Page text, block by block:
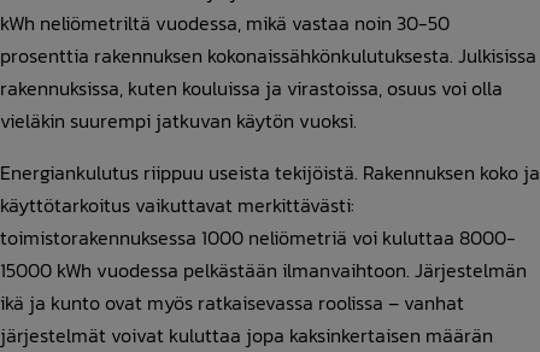
kWh neliömetriltä vuodessa, mikä vastaa noin 30-50
prosenttia rakennuksen kokonaissähkönkulutuksesta. Julkisissa
rakennuksissa, kuten kouluissa ja virastoissa, osuus voi olla
vieläkin suurempi jatkuvan käytön vuoksi.
Energiankulutus riippuu useista tekijöistä. Rakennuksen koko ja
käyttötarkoitus vaikuttavat merkittävästi:
toimistorakennuksessa 1000 neliömetriä voi kuluttaa 8000-
15000 kWh vuodessa pelkästään ilmanvaihtoon. Järjestelmän
ikä ja kunto ovat myös ratkaisevassa roolissa – vanhat
järjestelmät voivat kuluttaa jopa kaksinkertaisen määrän